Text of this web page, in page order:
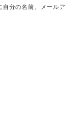
自分の名前、メールア